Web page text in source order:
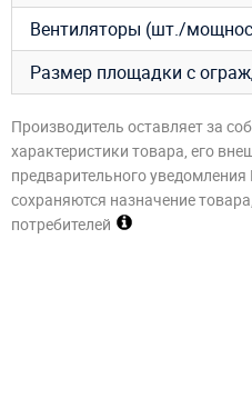
Вентиляторы (шт./
Размер площадки с
Производитель оставляет за
характеристики товара, его
предварительного
сохраняются назначение
потребителей